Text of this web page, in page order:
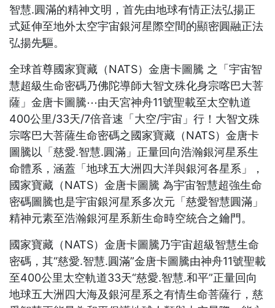
智慧.圓滿的精神文明，首先由地球有情正法弘揚正
式延伸至地外太空宇宙銀河星際空間的顯密圓融正法
弘揚先驅。
全球首尊國家寶藏（NATS）金唐卡圖騰 之「宇宙智
慧超級生命密碼乃佛陀導師大智文殊化身宗喀巴大菩
薩」金唐卡圖騰⋯由天宮神舟11號聖載至太空軌道
400公里/33天/7倍音速「大空/宇宙」行！大智文殊
宗喀巴大菩薩生命密碼之國家寶藏（NATS）金唐卡
圖騰以「慈愛.智慧.圓滿」正量回向浩瀚銀河星系生
命體系，涵蓋「地球五大洲四大洋與銀河各星系」，
國家寶藏（NATS）金唐卡圖騰 為宇宙智慧超強生命
密碼圖騰也是宇宙銀河星系多次元「慈愛智慧圓滿」
精神元素至浩瀚銀河星系新生命時空統合之鑰門。
國家寶藏（NATS）金唐卡圖騰乃宇宙超級智慧生命
密碼，其“慈愛.智慧.圓滿”金唐卡圖騰由神舟11號聖載
至400公里太空軌道33天“慈愛.智慧.和平”正量回向
地球五大洲四大海及銀河星系之有情生命菩薩行，慈